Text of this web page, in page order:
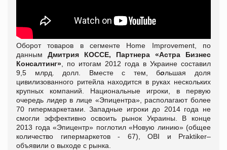
Оборот товаров в сегменте Home Improvement, по
данным Дмитрия КОССЕ, Партнера «Астра Бизнес
Консалтинг» , по итогам 2012 года в Украине составил
9,5 млрд. долл. Вместе с тем, большая доля
цивилизованного ритейла находится в руках нескольких
крупных компаний. Национальные игроки, в первую
очередь лидер в лице «Эпицентра», располагают более
70 гипермаркетами. Западные игроки до 2014 года не
смогли эффективно освоить рынок Украины. В конце
2013 года «Эпицентр» поглотил «Новую линию» (общее
количество гипермаркетов - 67), OBI и Praktiker–
объявили о выходе с рынка.